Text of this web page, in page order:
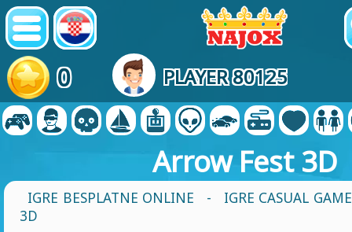
0 PLAYER 80125
Arrow Fest 3D
IGRE BESPLATNE ONLINE -
IGRE CASUAL
3D